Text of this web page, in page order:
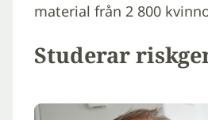
material från 2 800
Studerar